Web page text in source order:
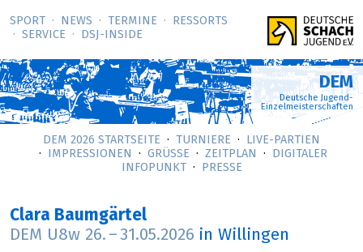
SPORT NEWS TERMINE
RESSORTS
SERVICE
DSJ-­INSIDE
DEM
Deutsche Jugend-
Einzelmeisterschaften
DEM 2026 STARTSEITE TURNIERE
LIVE-PARTIEN
IMPRESSIONEN
GRÜSSE ZEITPLAN
DIGITALER
INFOPUNKT
PRESSE
Clara Baumgärtel
DEM U8w 26. – 31.05.2026 in Willingen